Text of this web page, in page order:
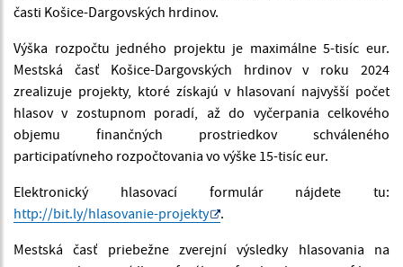
časti Košice-Dargovských hrdinov.
Výška rozpočtu jedného projektu je maximálne 5-tisíc eur.
Mestská časť Košice-Dargovských hrdinov v roku 2024
zrealizuje projekty, ktoré získajú v hlasovaní najvyšší počet
hlasov v zostupnom poradí, až do vyčerpania celkového
objemu finančných prostriedkov schváleného
participatívneho rozpočtovania vo výške 15-tisíc eur.
Elektronický hlasovací formulár nájdete tu:
http://bit.ly/hlasovanie-projekty
.
Mestská časť priebežne zverejní výsledky hlasovania na